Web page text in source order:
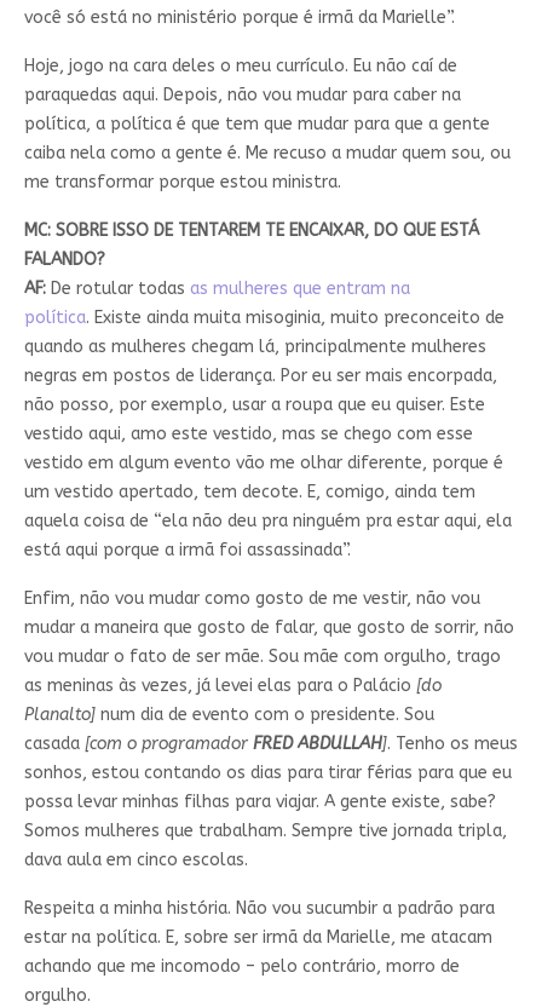
você só está no ministério porque é irmã da Marielle”.
Hoje, jogo na cara deles o meu currículo. Eu não caí de
paraquedas aqui. Depois, não vou mudar para caber na
política, a política é que tem que mudar para que a gente
caiba nela como a gente é. Me recuso a mudar quem sou, ou
me transformar porque estou ministra.
MC: SOBRE ISSO DE TENTAREM TE ENCAIXAR, DO QUE ESTÁ
FALANDO?
AF: De rotular todas as mulheres que entram na
política. Existe ainda muita misoginia, muito preconceito de
quando as mulheres chegam lá, principalmente mulheres
negras em postos de liderança. Por eu ser mais encorpada,
não posso, por exemplo, usar a roupa que eu quiser. Este
vestido aqui, amo este vestido, mas se chego com esse
vestido em algum evento vão me olhar diferente, porque é
um vestido apertado, tem decote. E, comigo, ainda tem
aquela coisa de “ela não deu pra ninguém pra estar aqui, ela
está aqui porque a irmã foi assassinada”.
Enfim, não vou mudar como gosto de me vestir, não vou
mudar a maneira que gosto de falar, que gosto de sorrir, não
vou mudar o fato de ser mãe. Sou mãe com orgulho, trago
as meninas às vezes, já levei elas para o Palácio [do
Planalto] num dia de evento com o presidente. Sou
casada [com o programador FRED ABDULLAH]. Tenho os meus
sonhos, estou contando os dias para tirar férias para que eu
possa levar minhas filhas para viajar. A gente existe, sabe?
Somos mulheres que trabalham. Sempre tive jornada tripla,
dava aula em cinco escolas.
Respeita a minha história. Não vou sucumbir a padrão para
estar na política. E, sobre ser irmã da Marielle, me atacam
achando que me incomodo – pelo contrário, morro de
orgulho.